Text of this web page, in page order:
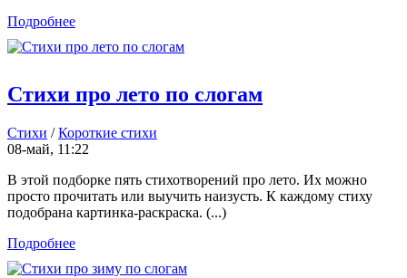
Подробнее
Стихи про лето по слогам
Стихи /Короткие стихи
08-май, 11:22
В этой подборке пять стихотворений про лето. Их можно
просто прочитать или выучить наизусть. К каждому стиху
подобрана картинка-раскраска. (...)
Подробнее